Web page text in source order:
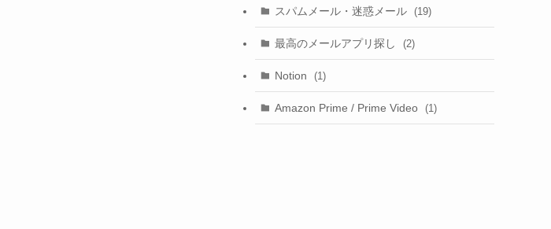
スパムメール・迷惑メール (19)
最高のメールアプリ探し (2)
Notion (1)
Amazon Prime / Prime Video (1)